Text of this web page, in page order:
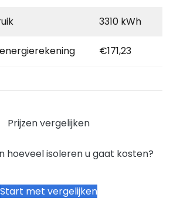
3310 kWh
€171,23
Prijzen vergelijken
hoeveel isoleren u gaat kosten?
Start met vergelijken